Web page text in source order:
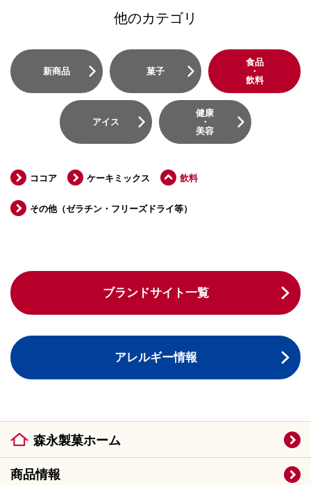
他のカテゴリ
新商品 菓子
食品
・
飲料
アイス
健康
・
美容
ココア ケーキミックス 飲料
その他（ゼラチン・フリーズドライ等）
ブランドサイト一覧
アレルギー情報
森永製菓ホーム
商品情報